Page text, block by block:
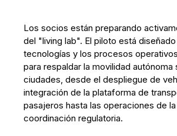
Los socios están preparando
del "living lab". El piloto está
tecnologías y los procesos
para respaldar la movilidad autónoma
ciudades, desde el despliegue de
integración de la plataforma de
pasajeros hasta las operaciones de
coordinación regulatoria.